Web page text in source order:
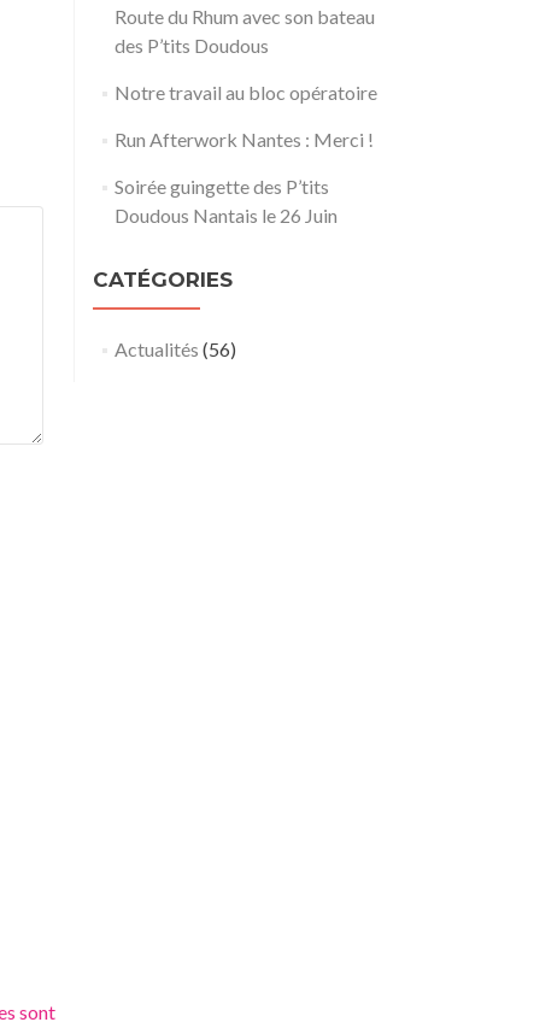
sont
Route du Rhum avec son bateau
des P’tits Doudous
Notre travail au bloc opératoire
Run Afterwork Nantes : Merci !
Soirée guingette des P’tits
Doudous Nantais le 26 Juin
CATÉGORIES
Actualités (56)